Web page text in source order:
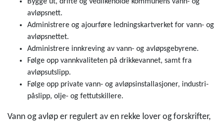
avløpsnett.
Administrere og ajourføre ledningskartverket for vann- og
avløpsnettet.
Administrere innkreving av vann- og avløpsgebyrene.
Følge opp vannkvaliteten på drikkevannet, samt fra
avløpsutslipp.
Følge opp private vann- og avløpsinstallasjoner, industri-
påslipp, olje- og fettutskillere.
Vann og avløp er regulert av en rekke lover og forskrifter,